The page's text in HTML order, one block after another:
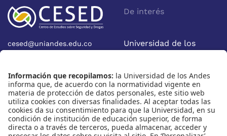
cesed@uniandes.edu.co
Bogotá - Colombia
De interés
Universidad de los
Facultad de Economía
Nosotros Nuestras redes